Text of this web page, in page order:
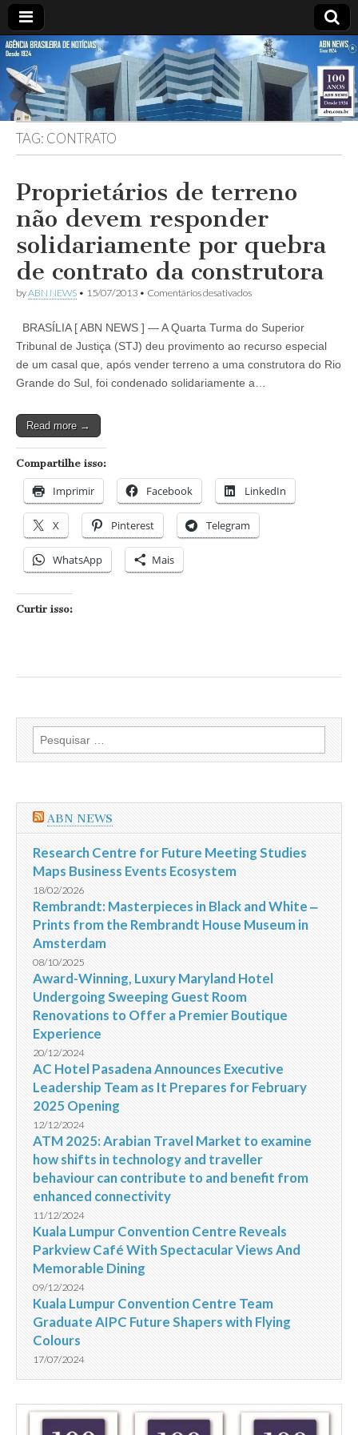
ABN
AGÊNCIA
BRASILEIRA
DE
NOTÍCIAS
DESDE
1924
TAG: CONTRATO
Proprietários de terreno
não devem responder
solidariamente por quebra
de contrato da construtora
byABN NEWS • 15/07/2013 • Comentários desativadosem
terreno
não
responder
solidariamente
BRASÍLIA [ ABN NEWS ] — A Quarta Turma do Superior
Tribunal de Justiça (STJ) deu provimento ao recurso especial
de um casal que, após vender terreno a uma construtora do Rio
Grande do Sul, foi condenado solidariamente a…
Read more →
Compartilhe isso:
Imprimir Facebook LinkedIn
X Pinterest Telegram
WhatsApp Mais
Curtir isso:
Pesquisar
por:
ABN NEWS
Research Centre for Future Meeting Studies
Maps Business Events Ecosystem
18/02/2026
Rembrandt: Masterpieces in Black and White ‒
Prints from the Rembrandt House Museum in
Amsterdam
08/10/2025
Award-Winning, Luxury Maryland Hotel
Undergoing Sweeping Guest Room
Renovations to Offer a Premier Boutique
Experience
20/12/2024
AC Hotel Pasadena Announces Executive
Leadership Team as It Prepares for February
2025 Opening
12/12/2024
ATM 2025: Arabian Travel Market to examine
how shifts in technology and traveller
behaviour can contribute to and benefit from
enhanced connectivity
11/12/2024
Kuala Lumpur Convention Centre Reveals
Parkview Café With Spectacular Views And
Memorable Dining
09/12/2024
Kuala Lumpur Convention Centre Team
Graduate AIPC Future Shapers with Flying
Colours
17/07/2024